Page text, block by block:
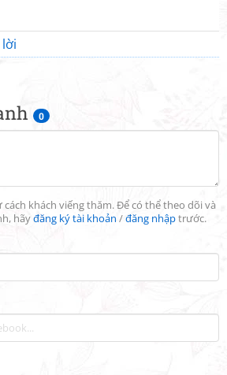
0
khách viếng thăm. Để có thể theo dõi và
hãyđăng ký tài khoản /đăng nhậptrước.